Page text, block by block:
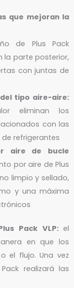
que mejoran la
de Plus Pack
la parte posterior,
con juntas de
tipo aire-aire:
eliminan los
con las
refrigerantes
aire de bucle
por aire de Plus
limpio y sellado,
y una máxima
Pack VLP: el
en que los
el flujo. Una vez
realizará las